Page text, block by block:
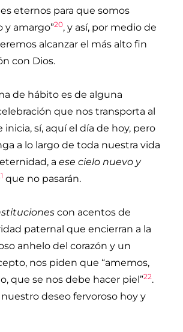
eternos para que somos
y amargo”20, y así, por medio de
alcanzar el más alto fin
con Dios.
de hábito es de alguna
que nos transporta al
inicia, sí, aquí el día de hoy, pero
a lo largo de toda nuestra vida
aese cielo nuevo y
que no pasarán.
con acentos de
paternal que encierran a la
anhelo del corazón y un
nos piden que “amemos,
que se nos debe hacer piel”22.
deseo fervoroso hoy y